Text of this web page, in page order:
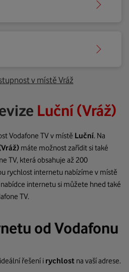
v místě Vráž
Luční (Vráž)
Vodafone TV v místě Luční. Na
máte možnost zařídit si také
TV, která obsahuje až 200
rychlost internetu nabízíme v místě
nabídce internetu si můžete hned také
TV.
od Vodafonu
řešení i rychlost na vaší adrese.